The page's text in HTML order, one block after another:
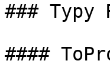
### Typy
####